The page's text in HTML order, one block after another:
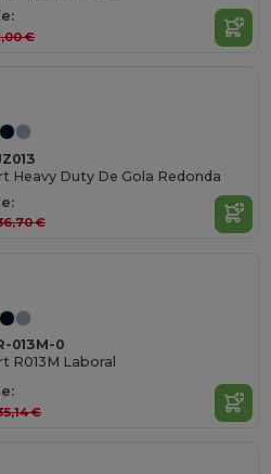
€
Heavy Duty De Gola Redonda
€
013M-0
R013M Laboral
€